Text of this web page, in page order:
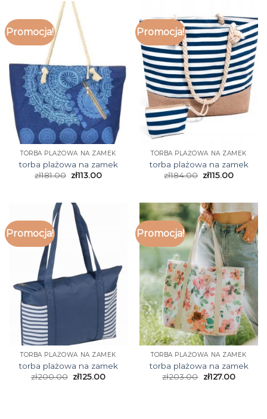
Promocja!
TORBA PLAŻOWA NA ZAMEK
torba plażowa na zamek
zł181.00 zł113.00
Promocja!
TORBA PLAŻOWA NA ZAMEK
torba plażowa na zamek
zł184.00 zł115.00
Promocja!
TORBA PLAŻOWA NA ZAMEK
torba plażowa na zamek
zł200.00 zł125.00
Promocja!
TORBA PLAŻOWA NA ZAMEK
torba plażowa na zamek
zł203.00 zł127.00